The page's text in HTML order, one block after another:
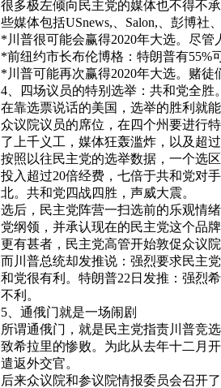
很多极左倾向民主党的媒体也不得不
些媒体包括USnews,、Salon,、彭博社
*川普很可能会赢得2020年大选。尽
*前纽约市长布伦博格：特朗普有55%
*川普可能再次赢得2020年大选。赌徒
4、四场议员的特别选举：共和党全胜。
在靠选票说话的美国，选举的胜利就
众议院议员的席位，在四个州要进行
了上千义工，媒体狂轰滥炸，以及超过
按照以往民主党的选举数据，一个选
投入超过20倍经费，七倍于共和党对
北。共和党四战四胜，声威大震。
选后，民主党阵营一扫选前的乐观情
党纲领，并承认现在的民主党这个品牌
更有甚者，民主党高管开始敦促众议
而川普总统却发推说：强烈要求民主
和党很有利。特朗普22日发推：强烈
不利。
5、通俄门就是一场闹剧
所谓通俄门，就是民主党指责川普竞
致希拉里的惨败。为此从去年十二月
遣返外交官。
后来众议院和参议院情报委员会召开